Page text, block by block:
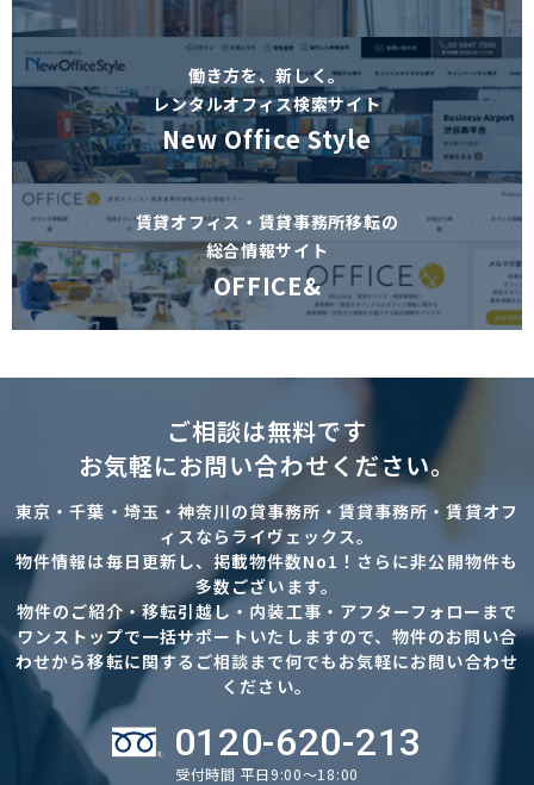
働き方を、新しく。
レンタルオフィス検索サイト
New Office Style
賃貸オフィス・賃貸事務所移転の
総合情報サイト
OFFICE&
ご相談は無料です
お気軽にお問い合わせください。
東京・千葉・埼玉・神奈川の貸事務所・賃貸事務所・賃貸オフ
ィスならライヴェックス。
物件情報は毎日更新し、掲載物件数No1！さらに非公開物件も
多数ございます。
物件のご紹介・移転引越し・内装工事・アフターフォローまで
ワンストップで一括サポートいたしますので、物件のお問い合
わせから移転に関するご相談まで何でもお気軽にお問い合わせ
ください。
0120-620-213
受付時間 平日9:00～18:00